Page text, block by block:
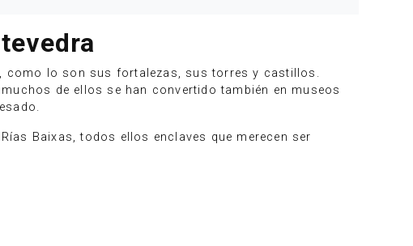
como lo son sus fortalezas, sus torres y castillos.
de ellos se han convertido también en museos
Baixas, todos ellos enclaves que merecen ser